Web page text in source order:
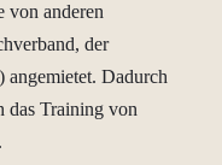
von anderen
der
Dadurch
das Training von